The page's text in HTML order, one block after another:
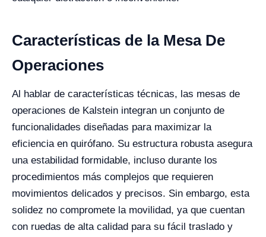
Características de la Mesa De
Operaciones
Al hablar de características técnicas, las mesas de
operaciones de Kalstein integran un conjunto de
funcionalidades diseñadas para maximizar la
eficiencia en quirófano. Su estructura robusta asegura
una estabilidad formidable, incluso durante los
procedimientos más complejos que requieren
movimientos delicados y precisos. Sin embargo, esta
solidez no compromete la movilidad, ya que cuentan
con ruedas de alta calidad para su fácil traslado y